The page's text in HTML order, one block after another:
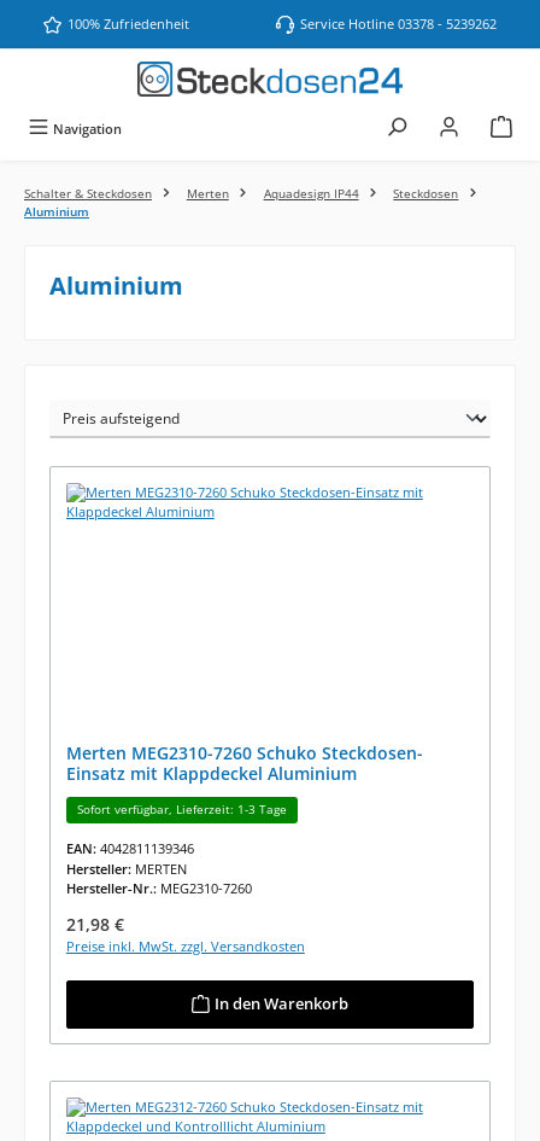
Zum Hauptinhalt springen
100% Zufriedenheit Service Hotline 03378 - 5239262
Navigation
Schalter & Steckdosen Merten Aquadesign IP44
Steckdosen
Aluminium
Aluminium
Merten MEG2310-7260 Schuko Steckdosen-
Einsatz mit Klappdeckel Aluminium
Sofort verfügbar, Lieferzeit: 1-3 Tage
EAN: 4042811139346
Hersteller: MERTEN
Hersteller-Nr.: MEG2310-7260
Regulärer Preis:
21,98 €
Preise inkl. MwSt. zzgl. Versandkosten
In den Warenkorb